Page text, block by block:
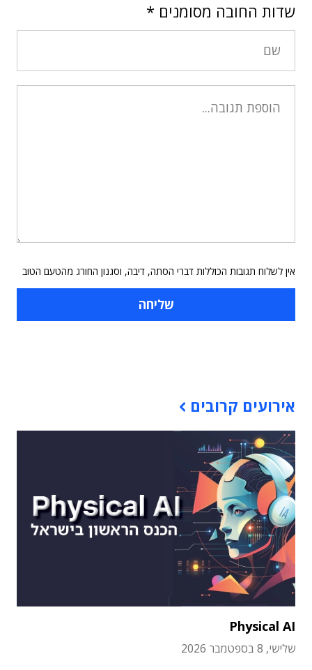
שדות החובה מסומנים *
אין לשלוח תגובות הכוללות דברי הסתה, דיבה, וסגנון החורג מהטעם הטוב
אירועים קרובים
Physical AI
שלישי, 8 בספטמבר 2026